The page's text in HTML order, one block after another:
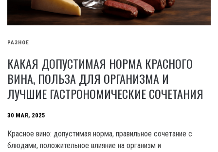
РАЗНОЕ
КАКАЯ ДОПУСТИМАЯ НОРМА КРАСНОГО
ВИНА, ПОЛЬЗА ДЛЯ ОРГАНИЗМА И
ЛУЧШИЕ ГАСТРОНОМИЧЕСКИЕ СОЧЕТАНИЯ
30 МАЯ, 2025
Красное вино: допустимая норма, правильное сочетание с
блюдами, положительное влияние на организм и